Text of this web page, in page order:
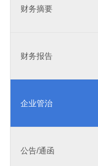
财务摘要
财务报告
企业管治
公告/通函